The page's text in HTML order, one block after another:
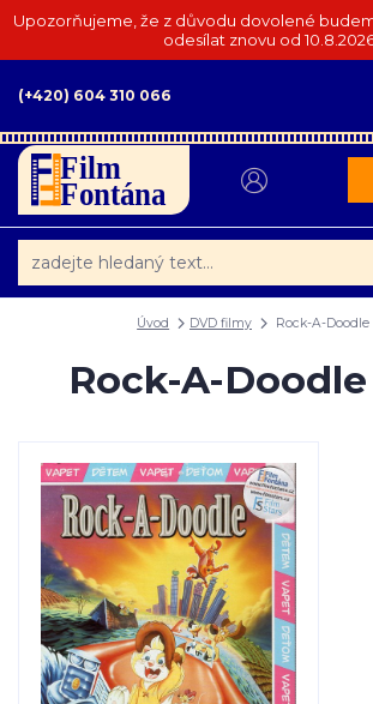
Upozorňujeme, že z důvodu dovolené
odesílat znovu od
(+420) 604 310 066
Úvod DVD filmy Rock-A-Doodle
Rock-A-